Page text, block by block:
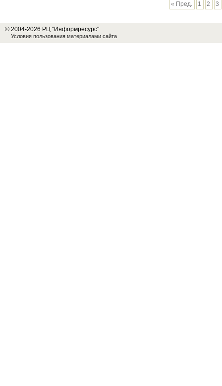
« Пред. 1 2 3
© 2004-2026 РЦ "Информресурс"
Условия пользования материалами сайта